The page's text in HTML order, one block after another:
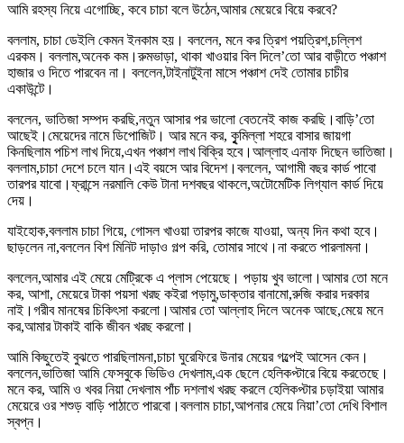
আমি রহস্য নিয়ে এগোচ্ছি, কবে চাচা বলে উঠেন,আমার মেয়েরে বিয়ে করবে?
বললাম, চাচা ডেইলি কেমন ইনকাম হয়। বললেন, মনে কর ত্রিশ পয়ত্রিশ,চল্লিশ
এরকম। বললাম,অনেক কম।রুমভাড়া, থাকা খাওয়ার বিল দিলে’তো আর বাড়ীতে পঞ্চাশ
হাজার ও দিতে পারবেন না। বললেন,টাইনাটুইনা মাসে পঞ্চাশ দেই তোমার চাচীর
একাউন্টে।
বললেন, ভাতিজা সম্পদ করছি,নতুন আসার পর ভালো বেতনেই কাজ করছি।বাড়ি’তো
আছেই।মেয়েদের নামে ডিপোজিট। আর মনে কর, কুৃমিল্লা শহরে বাসার জায়গা
কিনছিলাম পচিশ লাখ দিয়ে,এখন পঞ্চাশ লাখ বিক্রি হবে।আল্লাহ এনাফ দিছেন ভাতিজা।
বললাম,চাচা দেশে চলে যান।এই বয়সে আর বিদেশ।বললেন, আগামী বছর কার্ড পাবো
তারপর যাবো।ফ্রান্সে নরমালি কেউ টানা দশবছর থাকলে,অটোমেটিক লিগ্যাল কার্ড দিয়ে
দেয়।
যাইহোক,বললাম চাচা গিয়ে, গোসল খাওয়া তারপর কাজে যাওয়া, অন্য দিন কথা হবে।
ছাড়লেন না,বললেন বিশ মিনিট দাড়াও গল্প করি, তোমার সাথে।না করতে পারলামনা।
বললেন,আমার এই মেয়ে মেট্রিকে এ প্লাস পেয়েছে। পড়ায় খুব ভালো।আমার তো মনে
কর, আশা, মেয়েরে টাকা পয়সা খরছ কইরা পড়ামু,ডাক্তার বানামো,রুজি করার দরকার
নাই।গরীব মানষের চিকিৎসা করলো।আমার তো আল্লাহ দিলে অনেক আছে,মেয়ে মনে
কর,আমার টাকাই বাকি জীবন খরছ করলো।
আমি কিছুতেই বুঝতে পারছিলামনা,চাচা ঘুরেফিরে উনার মেয়ের গল্পেই আসেন কেন।
বললেন,ভাতিজা আমি ফেসবুকে ভিডিও দেখলাম,এক ছেলে হেলিকপ্টারে বিয়ে করতেছে।
মনে কর, আমি ও খবর নিয়া দেখলাম পাঁচ দশলাখ খরছ করলে হেলিকপ্টার চড়াইয়া আমার
মেয়েরে ওর শশুড় বাড়ি পাঠাতে পারবো।বললাম চাচা,আপনার মেয়ে নিয়া’তো দেখি বিশাল
স্বপ্ন।